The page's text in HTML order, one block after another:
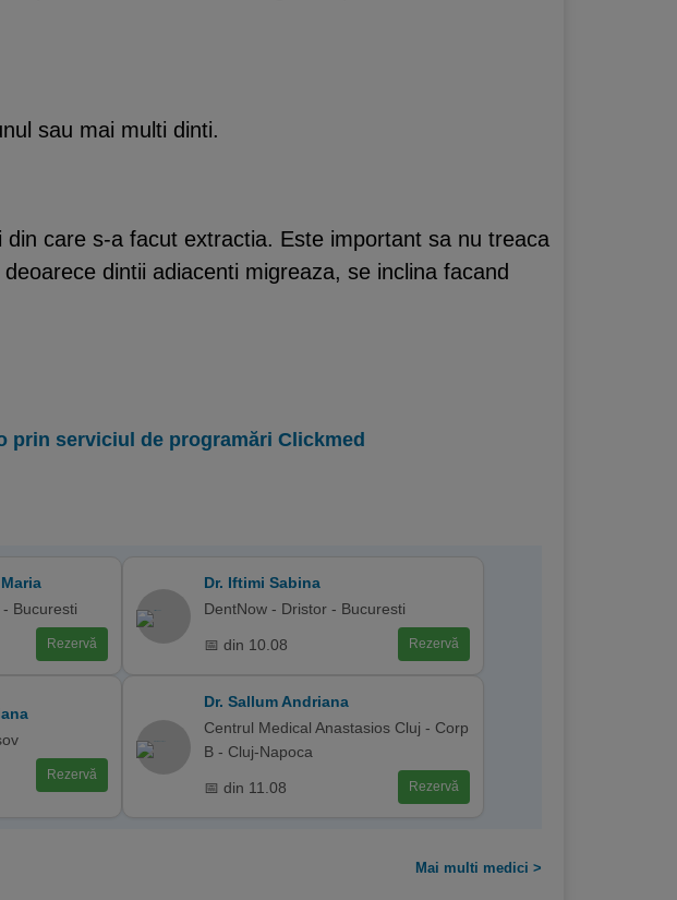
sau mai multi dinti.
care s-a facut extractia. Este important sa nu treaca
dintii adiacenti migreaza, se inclina facand
prin serviciul de programări Clickmed
Bucuresti
Rezervă
Dr. Iftimi Sabina
DentNow - Dristor - Bucuresti
📅 din 10.08 Rezervă
Rezervă
Dr. Sallum Andriana
Centrul Medical Anastasios Cluj - Corp
B - Cluj-Napoca
📅 din 11.08 Rezervă
Mai multi medici >